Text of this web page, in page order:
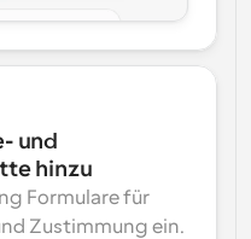
und
hinzu
Formulare für
Zustimmung ein.